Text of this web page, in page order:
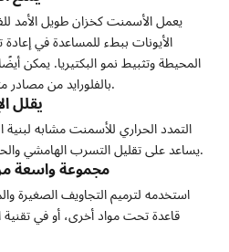
يعمل الأسمنت كخزان طويل الأمد
الأيونات ببطء للمساعدة في
المحيطة وتثبيط نمو البكتيريا. يمكن
بالفلورايد من مصادر مثل معجون الأسنان.
يقلل
التمدد الحراري للأسمنت مشابه لبنية
يساعد على تقليل التسرب الهامشي والحساسية بعد العملية.
مجموعة واسعة
استخدمه لترميم التجاويف الصغيرة
قاعدة تحت مواد أخرى، أو في تقنية